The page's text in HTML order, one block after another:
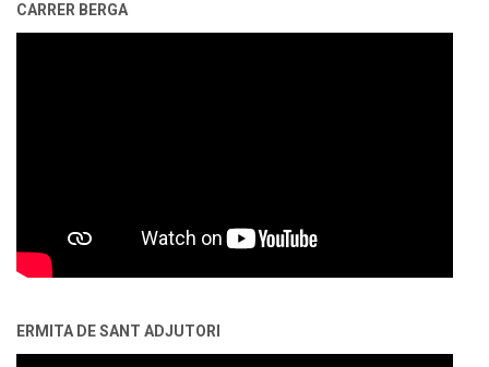
CARRER BERGA
ERMITA DE SANT ADJUTORI